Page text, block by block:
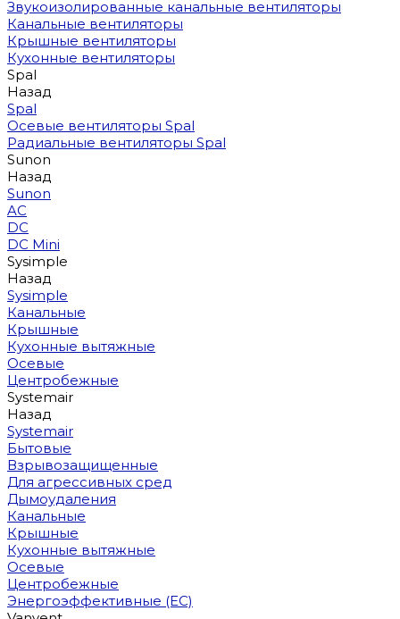
Звукоизолированные канальные вентиляторы
Канальные вентиляторы
Крышные вентиляторы
Кухонные вентиляторы
Spal
Назад
Spal
Осевые вентиляторы Spal
Радиальные вентиляторы Spal
Sunon
Назад
Sunon
AC
DC
DC Mini
Sysimple
Назад
Sysimple
Канальные
Крышные
Кухонные вытяжные
Осевые
Центробежные
Systemair
Назад
Systemair
Бытовые
Взрывозащищенные
Для агрессивных сред
Дымоудаления
Канальные
Крышные
Кухонные вытяжные
Осевые
Центробежные
Энергоэффективные (EC)